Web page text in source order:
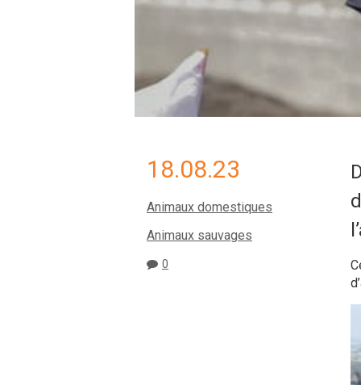
18.08.23
Animaux domestiques
Animaux sauvages
0